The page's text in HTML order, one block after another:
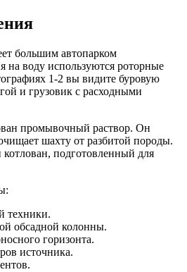
большим автопарком
на воду используются роторные
1-2 вы видите буровую
и грузовик с расходными
промывочный раствор. Он
шахту от разбитой породы.
подготовленный для
техники.
обсадной колонны.
горизонта.
источника.